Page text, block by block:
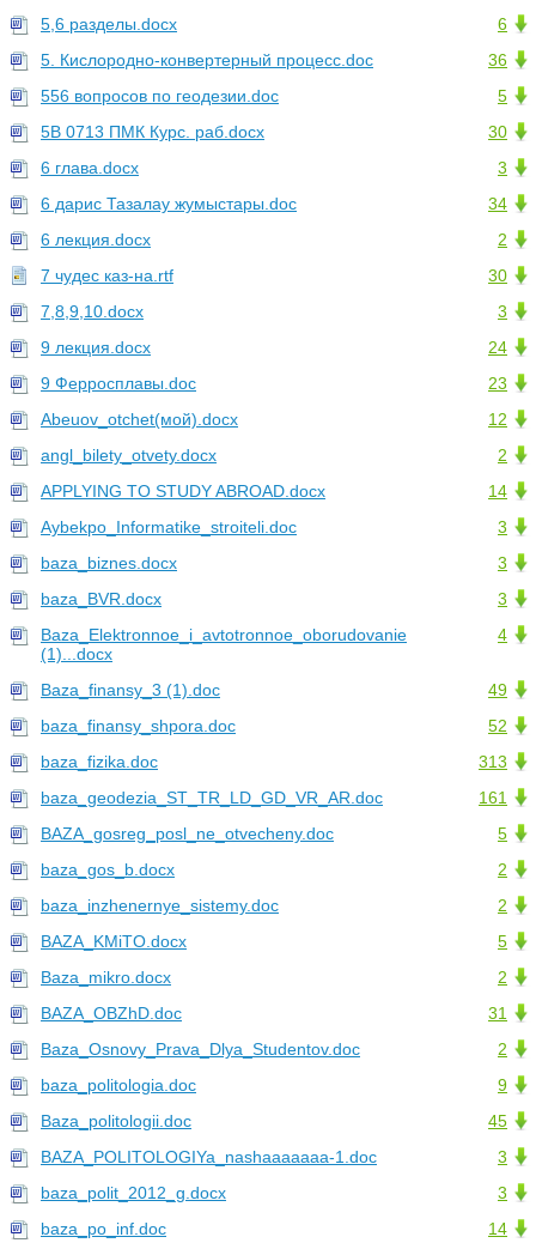
6
5,6 разделы.docx
36
5. Кислородно-конвертерный процесс.doc
5
556 вопросов по геодезии.doc
30
5В 0713 ПМК Курс. раб.docx
3
6 глава.docx
34
6 дарис Тазалау жумыстары.doc
2
6 лекция.docx
30
7 чудес каз-на.rtf
3
7,8,9,10.docx
24
9 лекция.docx
23
9 Ферросплавы.doc
12
Abeuov_otchet(мой).docx
2
angl_bilety_otvety.docx
14
APPLYING TO STUDY ABROAD.docx
3
Aybekpo_Informatike_stroiteli.doc
3
baza_biznes.docx
3
baza_BVR.docx
4
Baza_Elektronnoe_i_avtotronnoe_oborudovanie
(1)...docx
49
Baza_finansy_3 (1).doc
52
baza_finansy_shpora.doc
313
baza_fizika.doc
161
baza_geodezia_ST_TR_LD_GD_VR_AR.doc
5
BAZA_gosreg_posl_ne_otvecheny.doc
2
baza_gos_b.docx
2
baza_inzhenernye_sistemy.doc
5
BAZA_KMiTO.docx
2
Baza_mikro.docx
31
BAZA_OBZhD.doc
2
Baza_Osnovy_Prava_Dlya_Studentov.doc
9
baza_politologia.doc
45
Baza_politologii.doc
3
BAZA_POLITOLOGIYa_nashaaaaaaa-1.doc
3
baza_polit_2012_g.docx
14
baza_po_inf.doc